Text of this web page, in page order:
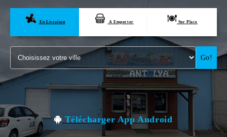
LA CARTE
VOTRE COMPTE
NOTRE RESTAURANT
VOS AVIS
MENTIONS LÉGALES
C.G.V
En Livraison A Emporter Sur Place
Go!
Télécharger App Android